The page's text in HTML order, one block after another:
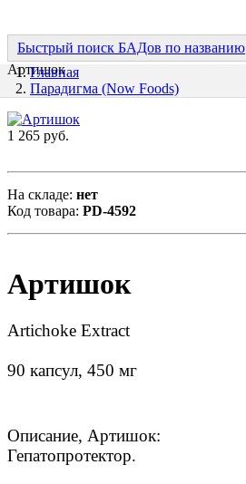
Быстрый поиск БАДов по названию
Артишок
Главная
Парадигма (Now Foods)
1 265 руб.
На складе: нет
Код товара: PD-4592
Артишок
Artichoke Extract
90 капсул, 450 мг
Описание, Артишок:
Гепатопротектор.